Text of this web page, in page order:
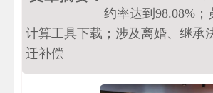
约率达到98.08%
计算工具下载；涉及离婚、继承
迁补偿